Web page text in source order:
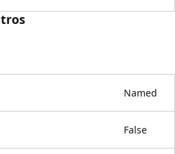
Named
False